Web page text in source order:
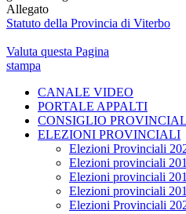
Allegato
Statuto della Provincia di Viterbo
Valuta questa Pagina
stampa
CANALE VIDEO
PORTALE APPALTI
CONSIGLIO
ELEZIONI PROVINCIALI
Elezioni Provinciali
Elezioni provinciali
Elezioni provinciali
Elezioni provinciali
Elezioni Provinciali